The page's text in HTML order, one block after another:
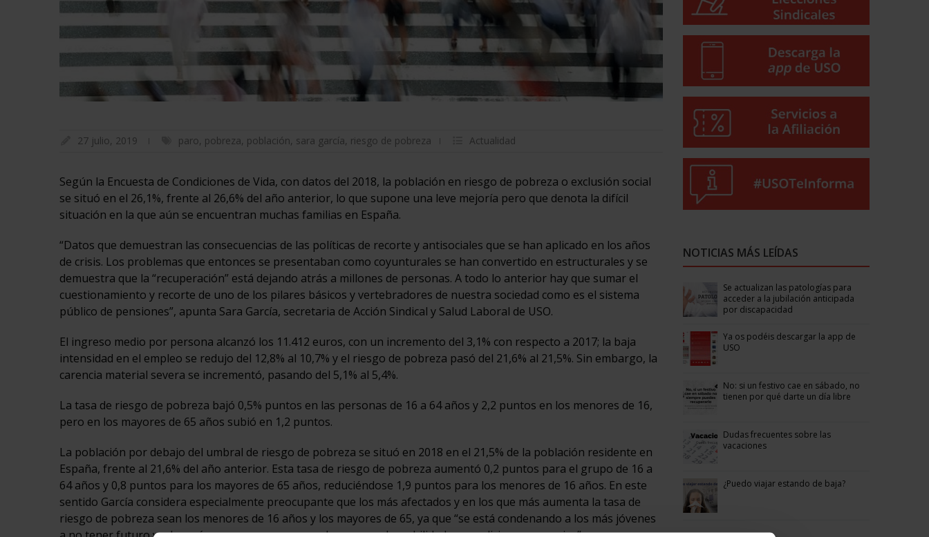
27 julio, 2019 paro, pobreza, población, sara garcía, riesgo de pobreza Actualidad
Según la Encuesta de Condiciones de Vida, con datos del 2018, la población en riesgo de pobreza o exclusión social
se situó en el 26,1%, frente al 26,6% del año anterior, lo que supone una leve mejoría pero que denota la difícil
situación en la que aún se encuentran muchas familias en España.
“Datos que demuestran las consecuencias de las políticas de recorte y antisociales que se han aplicado en los años
de crisis. Los problemas que entonces se presentaban como coyunturales se han convertido en estructurales y se
demuestra que la “recuperación” está dejando atrás a millones de personas. A todo lo anterior hay que sumar el
cuestionamiento y recorte de uno de los pilares básicos y vertebradores de nuestra sociedad como es el sistema
público de pensiones”, apunta Sara García, secretaria de Acción Sindical y Salud Laboral de USO.
El ingreso medio por persona alcanzó los 11.412 euros, con un incremento del 3,1% con respecto a 2017; la baja
intensidad en el empleo se redujo del 12,8% al 10,7% y el riesgo de pobreza pasó del 21,6% al 21,5%. Sin embargo, la
carencia material severa se incrementó, pasando del 5,1% al 5,4%.
La tasa de riesgo de pobreza bajó 0,5% puntos en las personas de 16 a 64 años y 2,2 puntos en los menores de 16,
pero en los mayores de 65 años subió en 1,2 puntos.
La población por debajo del umbral de riesgo de pobreza se situó en 2018 en el 21,5% de la población residente en
España, frente al 21,6% del año anterior. Esta tasa de riesgo de pobreza aumentó 0,2 puntos para el grupo de 16 a
64 años y 0,8 puntos para los mayores de 65 años, reduciéndose 1,9 puntos para los menores de 16 años. En este
sentido García considera especialmente preocupante que los más afectados y en los que más aumenta la tasa de
riesgo de pobreza sean los menores de 16 años y los mayores de 65, ya que “se está condenando a los más jóvenes
NOTICIAS MÁS LEÍDAS
Se actualizan las patologías para
acceder a la jubilación anticipada
por discapacidad
Ya os podéis descargar la app de
USO
No: si un festivo cae en sábado, no
tienen por qué darte un día libre
Dudas frecuentes sobre las
vacaciones
¿Puedo viajar estando de baja?